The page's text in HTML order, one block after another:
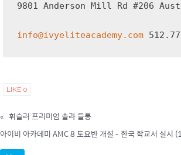
9801 Anderson Mill Rd #206
info@ivyeliteacademy.com
LIKE 0
« 휘슬러 프리미엄 솔라 들통